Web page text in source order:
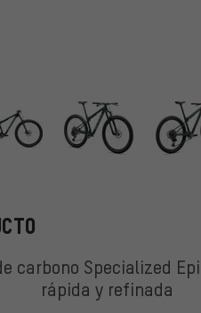
carbono Specialized
rápida y refinada